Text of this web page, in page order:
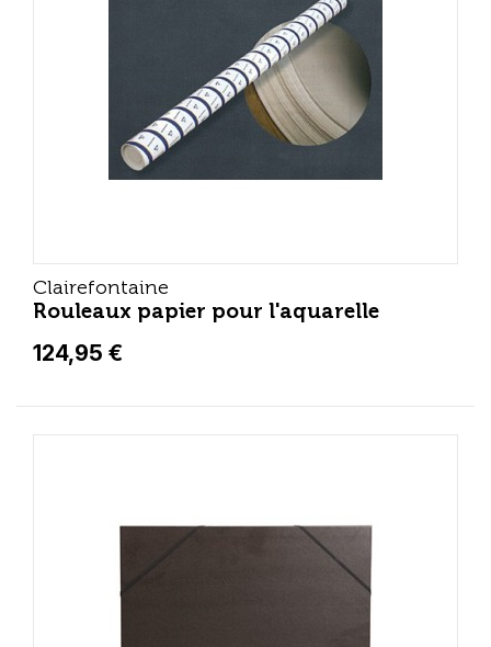
Clairefontaine
Rouleaux papier pour l'aquarelle
124,95 €